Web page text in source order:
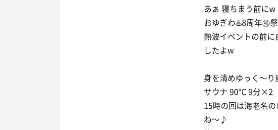
あぁ 寝ちまう前にw
おゆぎわ♨️8周年㊗️
熱波イベントの前
したよw
身を清めゆっく〜
サウナ 90°C 9分×2
15時の回は海老名
ね〜♪